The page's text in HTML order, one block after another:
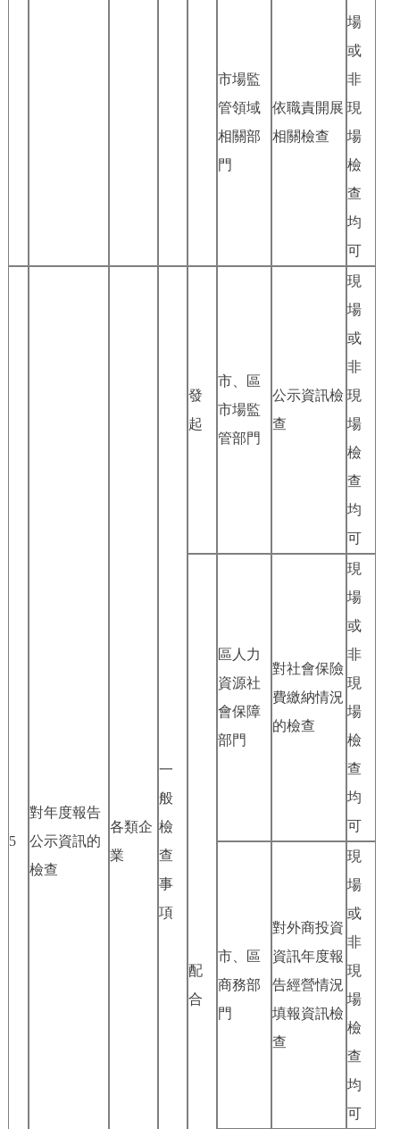
市場監
管領域
相關部
門
依職責開展
相關檢查
場
或
非
現
場
檢
查
均
可
5
對年度報告
公示資訊的
檢查
各類企
業
一
般
檢
查
事
項
發
起
市、區
市場監
管部門
公示資訊檢
查
現
場
或
非
現
場
檢
查
均
可
配
合
區人力
資源社
會保障
部門
對社會保險
費繳納情況
的檢查
現
場
或
非
現
場
檢
查
均
可
市、區
商務部
門
對外商投資
資訊年度報
告經營情況
填報資訊檢
查
現
場
或
非
現
場
檢
查
均
可